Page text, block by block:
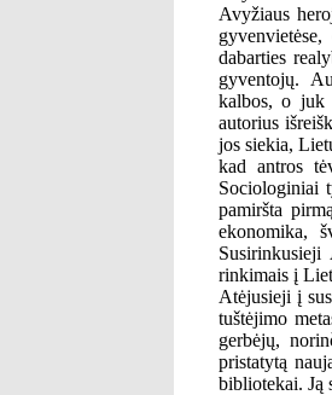
Avyžiaus
dabarties
gyventojų.
kalbos, o juk
autorius
jos siekia,
kad antros
Sociologiniai
pamiršta
ekonomika,
Susirinkusieji
rinkimais į
Atėjusieji į
tuštėjimo
gerbėjų,
pristatytą
bibliotekai. Ją